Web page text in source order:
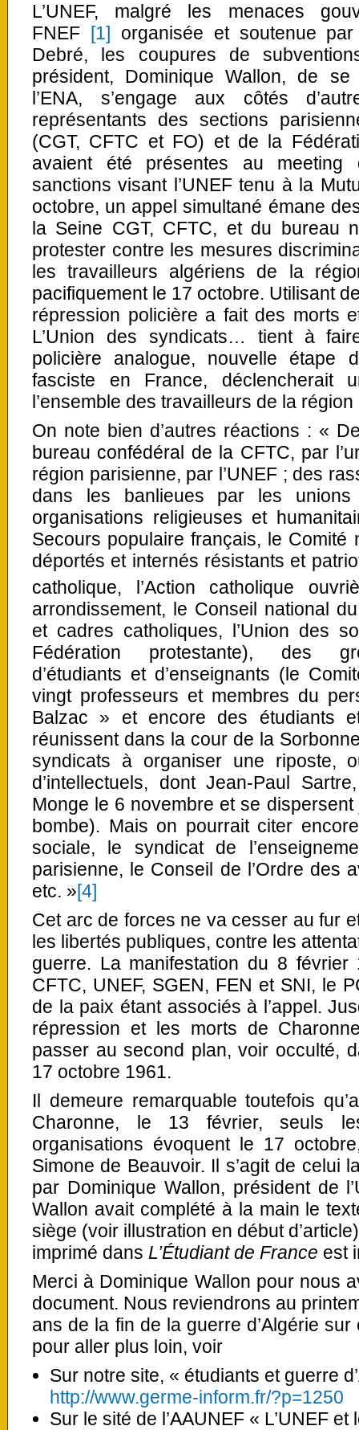
L’UNEF, malgré les menaces
FNEF
[1]
organisée et soutenue
Debré, les coupures de
président, Dominique Wallon, de
l’ENA, s’engage aux côtés
représentants des sections
(CGT, CFTC et FO) et de la
avaient été présentes au meeting
sanctions visant l’UNEF tenu à la
octobre, un appel simultané émane
la Seine CGT, CFTC, et du bureau
protester contre les mesures
les travailleurs algériens de la
pacifiquement le 17 octobre. Utilisant
répression policière a fait des morts
L’Union des syndicats… tient à
policière analogue, nouvelle étape
fasciste en France, déclencherait
l’ensemble des travailleurs de la
On note bien d’autres réactions : «
bureau confédéral de la CFTC, par
région parisienne, par l’UNEF ; des
dans les banlieues par les
organisations religieuses et
Secours populaire français, le Comité
déportés et internés résistants et
catholique, l’Action catholique
arrondissement, le Conseil national
et cadres catholiques, l’Union des
Fédération protestante), des
d’étudiants et d’enseignants (le
vingt professeurs et membres du
Balzac » et encore des étudiants
réunissent dans la cour de la
syndicats à organiser une riposte,
d’intellectuels, dont Jean-Paul
Monge le 6 novembre et se
bombe). Mais on pourrait citer
sociale, le syndicat de
parisienne, le Conseil de l’Ordre des
etc. »[4]
Cet arc de forces ne va cesser au fur
les libertés publiques, contre les
guerre. La manifestation du 8
CFTC, UNEF, SGEN, FEN et SNI, le
de la paix étant associés à l’appel.
répression et les morts de
passer au second plan, voir occulté,
17 octobre 1961.
Il demeure remarquable toutefois
Charonne, le 13 février, seuls
organisations évoquent le 17
Simone de Beauvoir. Il s’agit de celui
par Dominique Wallon, président de
Wallon avait complété à la main le
siège (voir illustration en début
imprimé dans L’Étudiant de France est
Merci à Dominique Wallon pour nous
document. Nous reviendrons au
ans de la fin de la guerre d’Algérie
pour aller plus loin, voir
Sur notre site, « étudiants et guerre
http://www.germe-inform.fr/?p=1250
Sur le sité de l’AAUNEF « L’UNEF